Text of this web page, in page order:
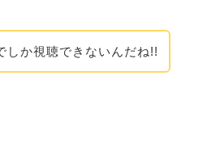
しか視聴できないんだね!!